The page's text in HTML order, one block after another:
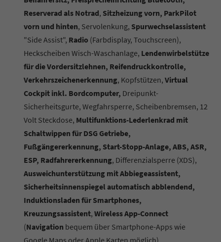
Reserverad als Notrad, Sitzheizung vorn, ParkPilot
vorn und hinten, Servolenkung, Spurwechselassistent
"Side Assist", Radio (Farbdisplay, Touchscreen),
Heckscheiben Wisch-Waschanlage, Lendenwirbelstütze
für die Vordersitzlehnen, Reifendruckkontrolle,
Verkehrszeichenerkennung, Kopfstützen, Virtual
Cockpit inkl. Bordcomputer, Dreipunkt-
Sicherheitsgurte, Wegfahrsperre, Scheibenbremsen, 12
Volt Steckdose, Multifunktions-Lederlenkrad mit
Schaltwippen für DSG Getriebe,
Fußgängererkennung, Start-Stopp-Anlage, ABS, ASR,
ESP, Radfahrererkennung, Differenzialsperre (XDS),
Ausweichunterstützung mit Abbiegeassistent,
Sicherheitsinnenspiegel automatisch abblendend,
Induktionsladen für Smartphones,
Kreuzungsassistent, Wireless App-Connect
(Navigation bequem über Smartphone-Apps wie
Google Maps oder Apple Karten möglich)